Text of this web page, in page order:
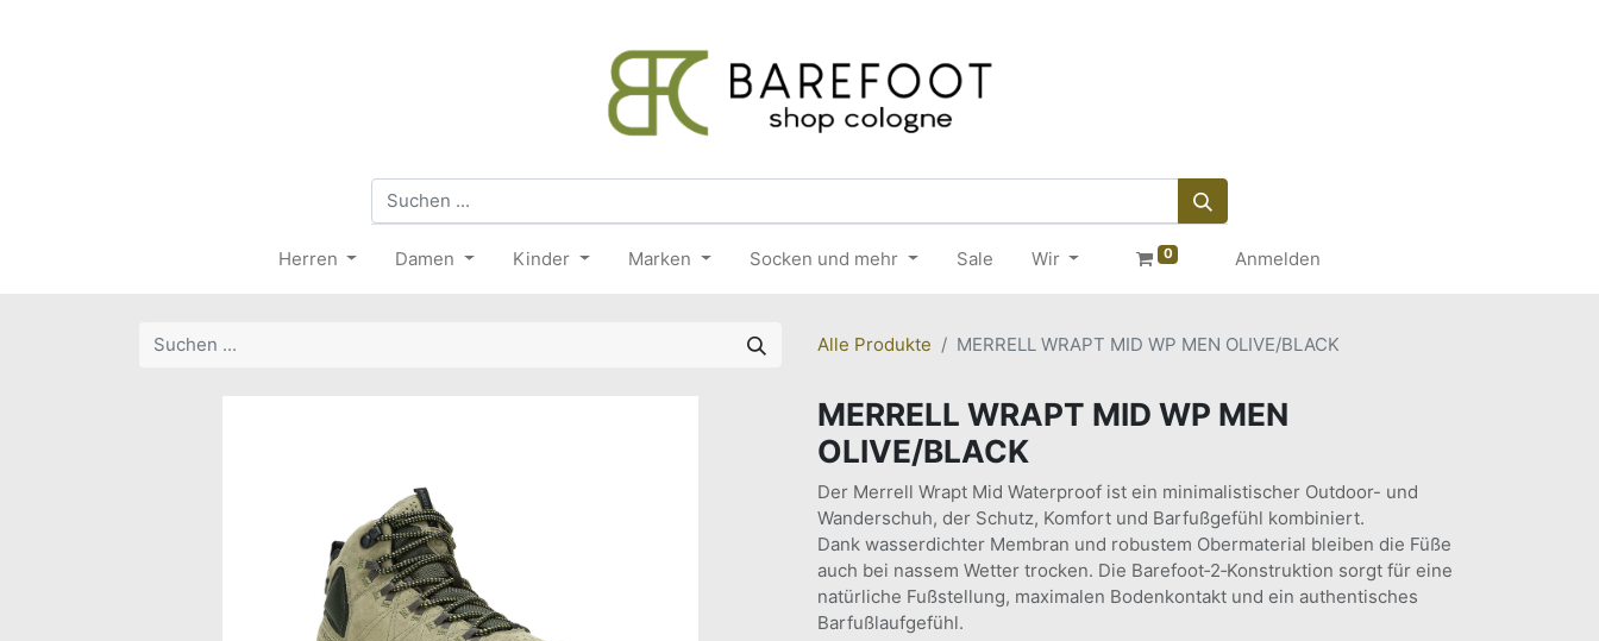
Herren Damen Kinder Marken Socken und mehr Sale Wir 0 Anmelden
Alle Produkte MERRELL WRAPT MID WP MEN OLIVE/BLACK
MERRELL WRAPT MID WP MEN
OLIVE/BLACK
Der Merrell Wrapt Mid Waterproof ist ein minimalistischer Outdoor- und
Wanderschuh, der Schutz, Komfort und Barfußgefühl kombiniert.
Dank wasserdichter Membran und robustem Obermaterial bleiben die Füße
auch bei nassem Wetter trocken. Die Barefoot‑2‑Konstruktion sorgt für eine
natürliche Fußstellung, maximalen Bodenkontakt und ein authentisches
Barfußlaufgefühl.